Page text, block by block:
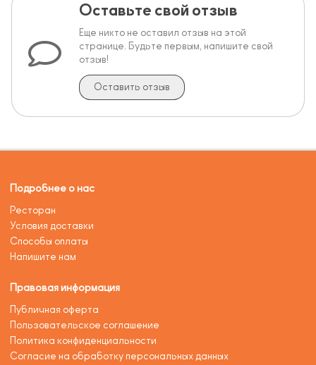
Оставьте свой отзыв
Еще никто не оставил отзыв на этой
странице. Будьте первым, напишите свой
отзыв!
Оставить отзыв
Подробнее о нас
Ресторан
Условия доставки
Способы оплаты
Напишите нам
Правовая информация
Публичная оферта
Пользовательское соглашение
Политика конфиденциальности
Согласие на обработку персональных данных